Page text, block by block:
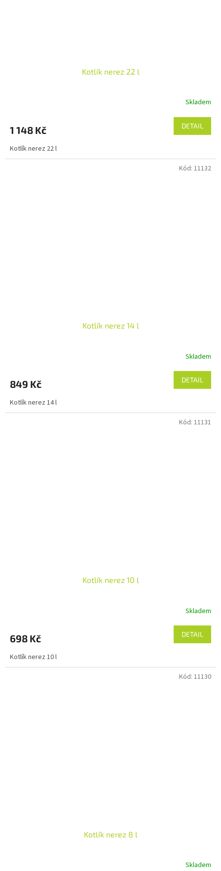
Kotlík nerez 22 l
Skladem
1 148 Kč DETAIL
Kotlík nerez 22 l
Kotlík nerez 14 l
Skladem
849 Kč DETAIL
Kotlík nerez 14 l
Kód: 11132
Kotlík nerez 10 l
Skladem
698 Kč DETAIL
Kotlík nerez 10 l
Kód: 11131
Kotlík nerez 8 l
Skladem
Kód: 11130